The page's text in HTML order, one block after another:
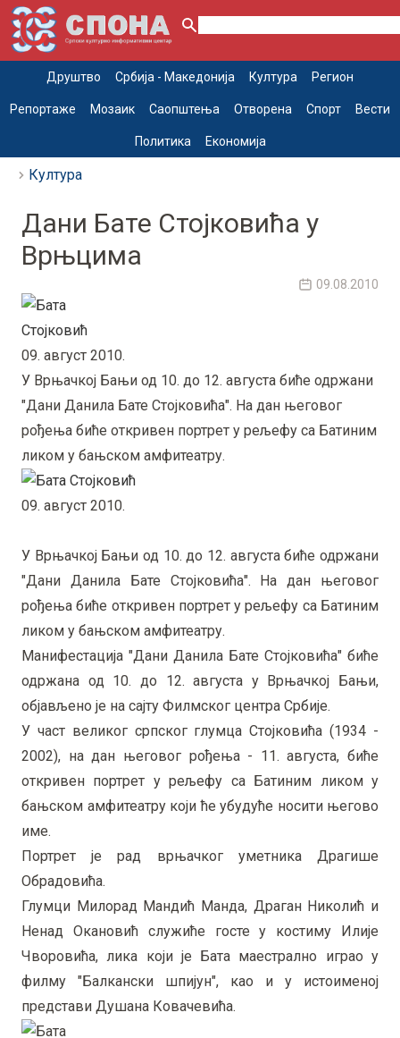
Друштво Србија - Македонија Култура Регион
Репортаже Мозаик Саопштења Отворена Спорт Вести
Политика Економија
Култура
Дани Бате Стојковића у
Врњцима
09.08.2010
09. август 2010.
У Врњачкој Бањи од 10. до 12. августа биће одржани
"Дани Данила Бате Стојковића". На дан његовог
рођења биће откривен портрет у рељефу са Батиним
ликом у бањском амфитеатру.
09. август 2010.
У Врњачкој Бањи од 10. до 12. августа биће одржани
"Дани Данила Бате Стојковића". На дан његовог
рођења биће откривен портрет у рељефу са Батиним
ликом у бањском амфитеатру.
Манифестација "Дани Данила Бате Стојковића" биће
одржана од 10. до 12. августа у Врњачкој Бањи,
објављено је на сајту Филмског центра Србије.
У част великог српског глумца Стојковића (1934 -
2002), на дан његовог рођења - 11. августа, биће
откривен портрет у рељефу са Батиним ликом у
бањском амфитеатру који ће убудуће носити његово
име.
Портрет је рад врњачког уметника Драгише
Обрадовића.
Глумци Милорад Мандић Манда, Драган Николић и
Ненад Окановић служиће госте у костиму Илије
Чворовића, лика који је Бата маестрално играо у
филму "Балкански шпијун", као и у истоименој
представи Душана Ковачевића.